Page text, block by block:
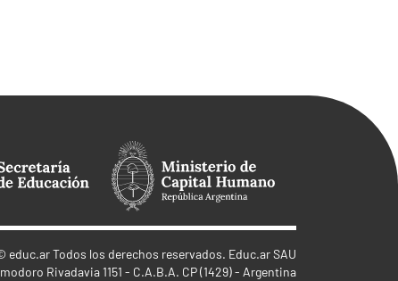
educ.arTodos los derechos reservados. Educ.ar SAU
Rivadavia 1151 - C.A.B.A. CP (1429) - Argentina